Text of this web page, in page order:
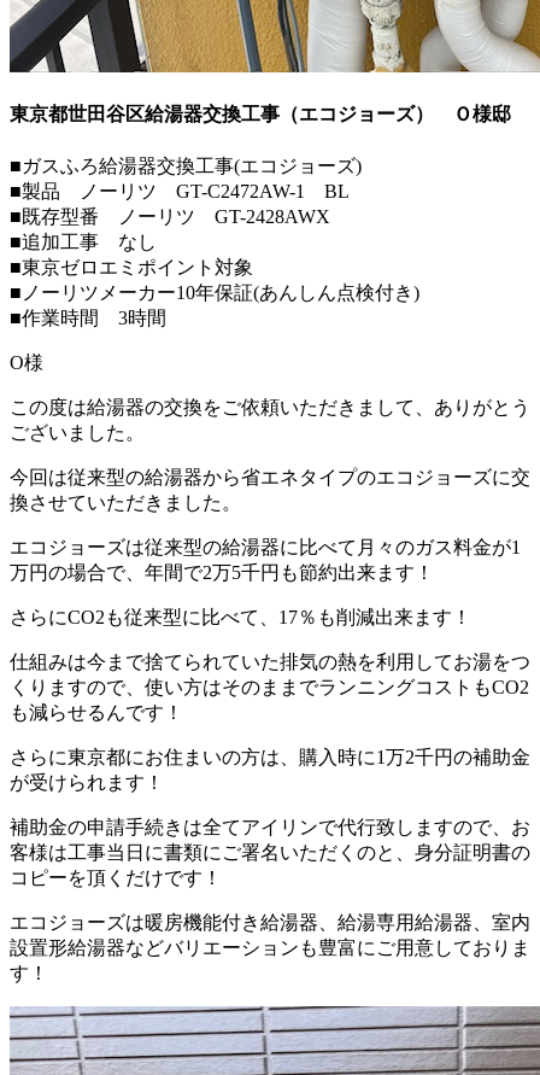
東京都世田谷区給湯器交換工事（エコジョーズ） Ｏ様邸
■ガスふろ給湯器交換工事(エコジョーズ)
■製品 ノーリツ GT-C2472AW-1 BL
■既存型番 ノーリツ GT-2428AWX
■追加工事 なし
■東京ゼロエミポイント対象
■ノーリツメーカー10年保証(あんしん点検付き)
■作業時間 3時間
O様
この度は給湯器の交換をご依頼いただきまして、ありがとう
ございました。
今回は従来型の給湯器から省エネタイプのエコジョーズに交
換させていただきました。
エコジョーズは従来型の給湯器に比べて月々のガス料金が1
万円の場合で、年間で2万5千円も節約出来ます！
さらにCO2も従来型に比べて、17％も削減出来ます！
仕組みは今まで捨てられていた排気の熱を利用してお湯をつ
くりますので、使い方はそのままでランニングコストもCO2
も減らせるんです！
さらに東京都にお住まいの方は、購入時に1万2千円の補助金
が受けられます！
補助金の申請手続きは全てアイリンで代行致しますので、お
客様は工事当日に書類にご署名いただくのと、身分証明書の
コピーを頂くだけです！
エコジョーズは暖房機能付き給湯器、給湯専用給湯器、室内
設置形給湯器などバリエーションも豊富にご用意しておりま
す！